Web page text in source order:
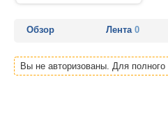
Обзор Лента0
Вы не авторизованы. Для